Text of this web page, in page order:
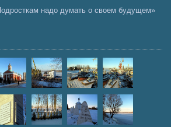
надо думать о своем будущем»